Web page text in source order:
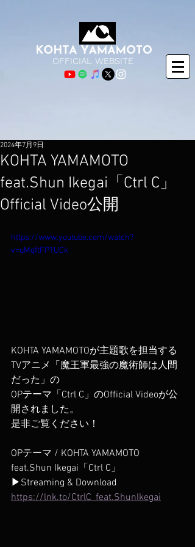
OFFICIAL WEBSITE
KOHTA YAMAMOTO
feat.Shun Ikegai「Ctrl C」
Official Video公開
2024年7月9日
https://www.youtube.com/watch?
v=uMqftFP1UCk
KOHTA YAMAMOTOが主題歌を担当する
TVアニメ「魔王軍最強の魔術師は人間
だった」の
OPテーマ「Ctrl C」のOfficial Videoが公
開されました。
是非ご覧ください！
OPテーマ / KOHTA YAMAMOTO
feat.Shun Ikegai「Ctrl C」
▶Streaming & Download
https://lnk.to/CtrlC_feat.ShunIkegai